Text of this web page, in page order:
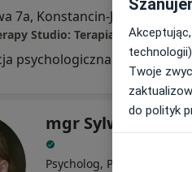
7a, Konstancin-Jeziorna
psychologiczna
mgr Sylwia
Psycholog, Psychoterapeuta
Twoje
do polityk